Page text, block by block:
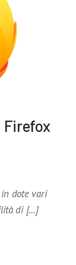
Firefox
dote vari
di […]